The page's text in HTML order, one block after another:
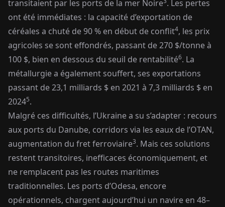
transitaient par les ports de la mer Noire . Les pertes
ont été immédiates : la capacité d’exportation de
céréales a chuté de 90 % en début de conflit4, les prix
agricoles se sont effondrés, passant de 270 $/tonne à
100 $, bien en dessous du seuil de rentabilité6. La
métallurgie a également souffert, ses exportations
passant de 23,1 milliards $ en 2021 à 7,3 milliards $ en
20245.
Malgré ces difficultés, l’Ukraine a su s’adapter : recours
aux ports du Danube, corridors via les eaux de l’OTAN,
augmentation du fret ferroviaire3. Mais ces solutions
restent transitoires, inefficaces économiquement, et
ne remplacent pas les routes maritimes
traditionnelles. Les ports d’Odesa, encore
opérationnels, chargent aujourd’hui un navire en 48–